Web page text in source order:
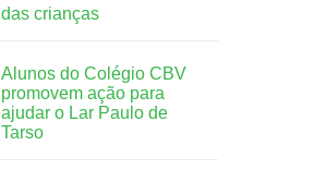
das crianças
Alunos do Colégio CBV
promovem ação para
ajudar o Lar Paulo de
Tarso